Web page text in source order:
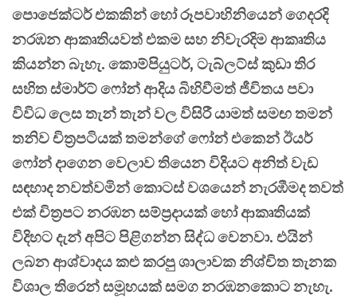
පොජෙක්ටර් එකකින් හෝ රූපවාහිනියෙන් ගෙදරදි
නරඹන ආකෘතියවත් එකම සහ නිවැරදිම ආකෘතිය
කියන්න බැහැ. කොම්පියුටර්, ටැබ්ලට්ස් කුඩා තිර
සහිත ස්මාර්ට් ෆෝන් ආදිය බිහිවීමත් ජීවිතය පවා
විවිධ ලෙස තැන් තැන් වල විසිරී යාමත් සමඟ තමන්
තනිව චිත්‍රපටියක් තමන්ගේ ෆෝන් එකෙන් ඊයර්
ෆෝන් දාගෙන වෙලාව තියෙන විදියට අනිත් වැඩ
සඳහාද නවත්වමින් කොටස් වශයෙන් නැරඹීමද තවත්
එක් චිත්‍රපට නරඹන සම්ප්‍රදායක් හෝ ආකෘතියක්
විදිහට දැන් අපිට පිළිගන්න සිද්ධ වෙනවා. එයින්
ලබන ආශ්වාදය කළු කරපු ශාලාවක නිශ්චිත තැනක
විශාල තිරෙන් සමූහයක් සමග නරඹනකොට නැහැ.